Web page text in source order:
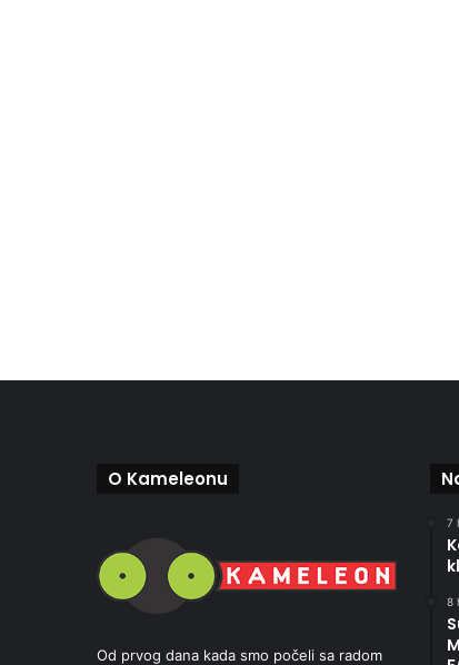
O Kameleonu
Od prvog dana kada smo počeli sa radom
7
8